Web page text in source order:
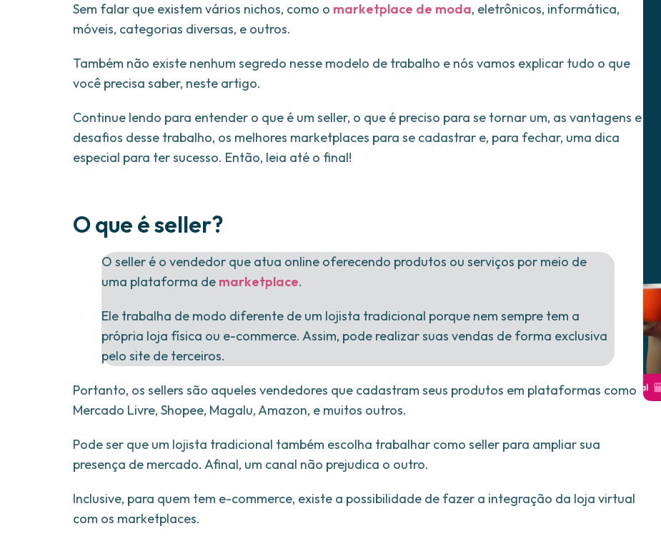
Sem falar que existem vários nichos, como o marketplace de moda, eletrônicos, informática,
móveis, categorias diversas, e outros.
Também não existe nenhum segredo nesse modelo de trabalho e nós vamos explicar tudo o que
você precisa saber, neste artigo.
Continue lendo para entender o que é um seller, o que é preciso para se tornar um, as vantagens e
desafios desse trabalho, os melhores marketplaces para se cadastrar e, para fechar, uma dica
especial para ter sucesso. Então, leia até o final!
O que é seller?
O seller é o vendedor que atua online oferecendo produtos ou serviços por meio de
uma plataforma de marketplace.
Ele trabalha de modo diferente de um lojista tradicional porque nem sempre tem a
própria loja física ou e-commerce. Assim, pode realizar suas vendas de forma exclusiva
pelo site de terceiros.
Portanto, os sellers são aqueles vendedores que cadastram seus produtos em plataformas como
Mercado Livre, Shopee, Magalu, Amazon, e muitos outros.
Pode ser que um lojista tradicional também escolha trabalhar como seller para ampliar sua
presença de mercado. Afinal, um canal não prejudica o outro.
Inclusive, para quem tem e-commerce, existe a possibilidade de fazer a integração da loja virtual
com os marketplaces.